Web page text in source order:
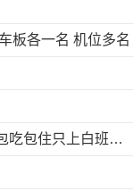
板各一名 机位多名
有的请电德胜13546915117